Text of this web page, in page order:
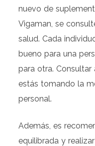
nuevo de
Vigaman, se
salud. Cada
bueno para una
para otra.
estás tomando la
personal.
Además, es
equilibrada y